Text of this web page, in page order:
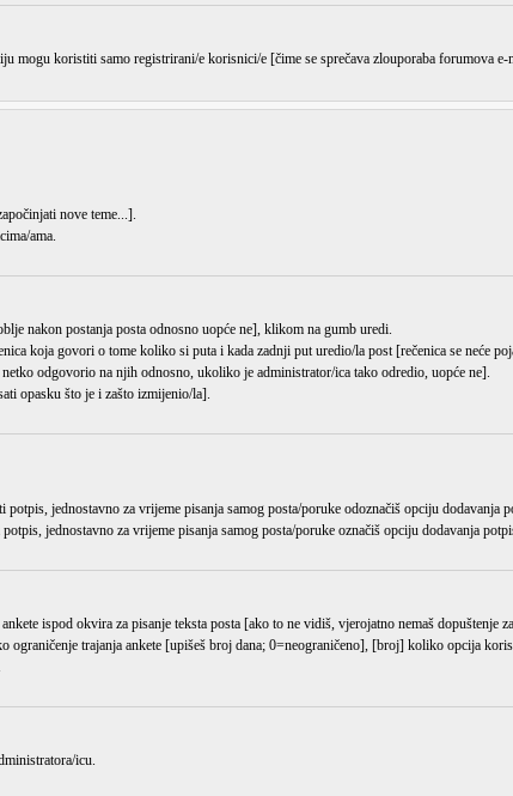
koristiti samo registrirani/e korisnici/e [čime se sprečava zlouporaba forumova e-
nove teme...].
ama.
nakon postanja posta odnosno uopće ne], klikom na gumb uredi.
koja govori o tome koliko si puta i kada zadnji put uredio/la post [rečenica se neće
odgovorio na njih odnosno, ukoliko je administrator/ica tako odredio, uopće ne].
opasku što je i zašto izmijenio/la].
jednostavno za vrijeme pisanja samog posta/poruke odoznačiš opciju dodavanja
jednostavno za vrijeme pisanja samog posta/poruke označiš opciju dodavanja
ispod okvira za pisanje teksta posta [ako to ne vidiš, vjerojatno nemaš dopuštenje
trajanja ankete [upišeš broj dana; 0=neograničeno], [broj] koliko opcija
icu.